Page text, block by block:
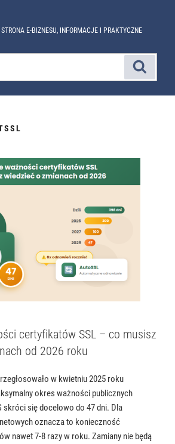
E-BIZNESU, INFORMACJE I PRAKTYCZNE
certyfikatów SSL – co musisz
od 2026 roku
w kwietniu 2025 roku
okres ważności publicznych
się docelowo do 47 dni. Dla
oznacza to konieczność
nawet 7-8 razy w roku. Zamiany nie będą